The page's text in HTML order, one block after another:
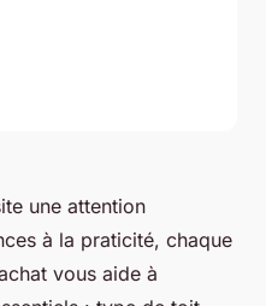
une attention
à la praticité, chaque
vous aide à